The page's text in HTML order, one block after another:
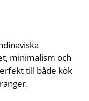
minimalism och
till både kök